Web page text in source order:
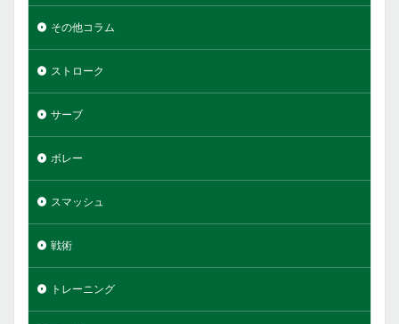
その他コラム
ストローク
サーブ
ボレー
スマッシュ
戦術
トレーニング